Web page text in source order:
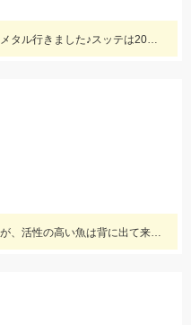
福井県敦賀市力丸さんにてイカメタル行きました♪スッテは20号を使用しました！
水量が多く釣りづらかったですが、活性の高い魚は背に出て来ていて楽しめました。